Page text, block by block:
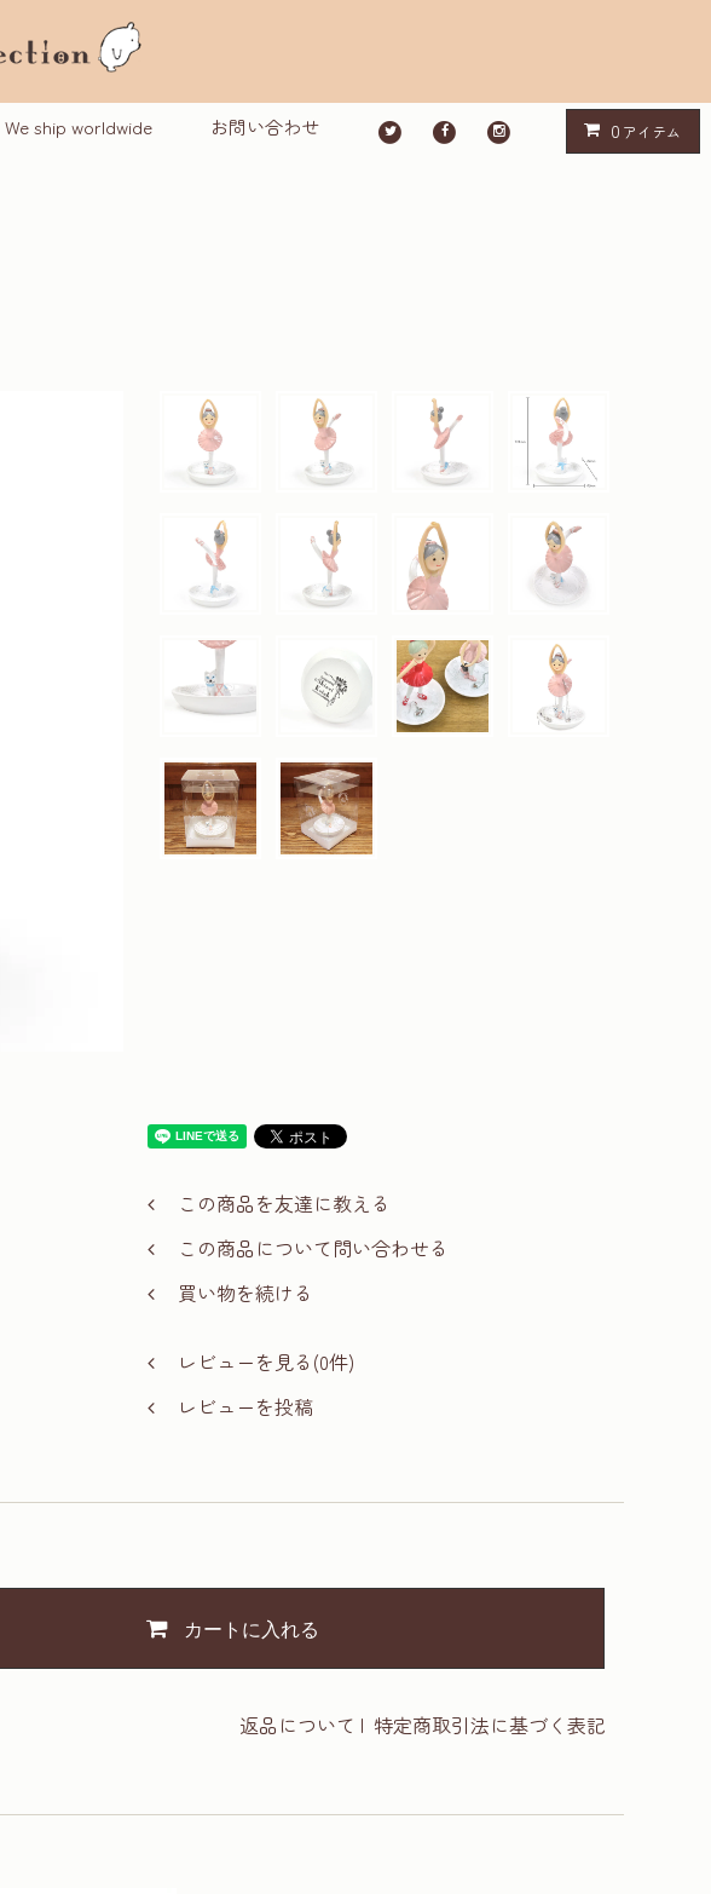
We ship worldwide お問い合わせ 0 アイテム
この商品を友達に教える
この商品について問い合わせる
買い物を続ける
レビューを見る(0件)
レビューを投稿
カートに入れる
返品について | 特定商取引法に基づく表記